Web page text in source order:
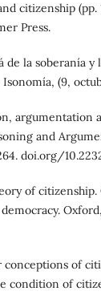
citizenship (pp.
Press.
de la soberanía y
(9,
argumentation
and
doi.org/
of
conceptions of
condition of